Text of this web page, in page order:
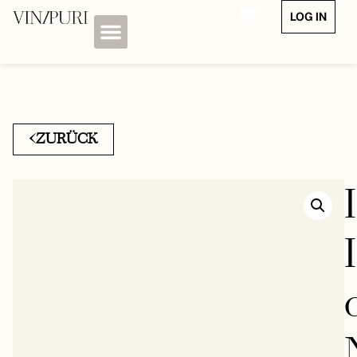
LOG IN
ZURÜCK